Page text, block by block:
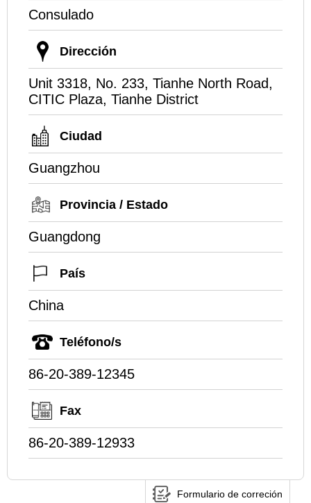
Consulado
Dirección
Unit 3318, No. 233, Tianhe North Road,
CITIC Plaza, Tianhe District
Ciudad
Guangzhou
Provincia / Estado
Guangdong
País
China
Teléfono/s
86-20-389-12345
Fax
86-20-389-12933
Formulario de correción